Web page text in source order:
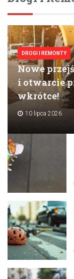
DROGI I REMONTY
Nowe
i otwarcie
wkrótce!
10 lipca 2026